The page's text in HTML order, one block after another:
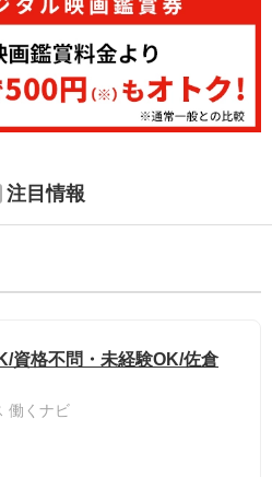
注目情報
資格不問・未経験OK/佐倉
働くナビ